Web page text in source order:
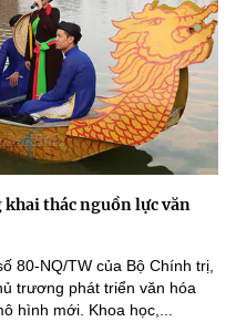
khai thác nguồn lực văn
80-NQ/TW của Bộ Chính trị,
trương phát triển văn hóa
hình mới. Khoa học,...